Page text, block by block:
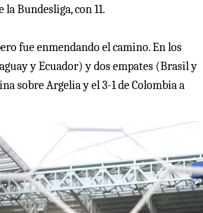
la Bundesliga, con 11.
fue enmendando el camino. En los
y Ecuador) y dos empates (Brasil y
sobre Argelia y el 3-1 de Colombia a